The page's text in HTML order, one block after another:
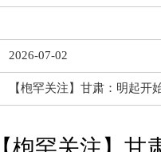
2026-07-02
【枹罕关注】甘肃：明起开